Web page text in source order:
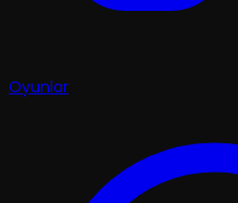
Oyunlar